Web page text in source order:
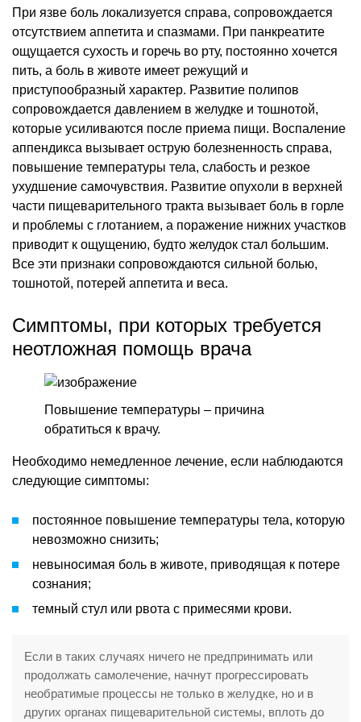
При язве боль локализуется справа, сопровождается
отсутствием аппетита и спазмами. При панкреатите
ощущается сухость и горечь во рту, постоянно хочется
пить, а боль в животе имеет режущий и
приступообразный характер. Развитие полипов
сопровождается давлением в желудке и тошнотой,
которые усиливаются после приема пищи. Воспаление
аппендикса вызывает острую болезненность справа,
повышение температуры тела, слабость и резкое
ухудшение самочувствия. Развитие опухоли в верхней
части пищеварительного тракта вызывает боль в горле
и проблемы с глотанием, а поражение нижних участков
приводит к ощущению, будто желудок стал большим.
Все эти признаки сопровождаются сильной болью,
тошнотой, потерей аппетита и веса.
Симптомы, при которых требуется
неотложная помощь врача
Повышение температуры – причина
обратиться к врачу.
Необходимо немедленное лечение, если наблюдаются
следующие симптомы:
постоянное повышение температуры тела, которую
невозможно снизить;
невыносимая боль в животе, приводящая к потере
сознания;
темный стул или рвота с примесями крови.
Если в таких случаях ничего не предпринимать или
продолжать самолечение, начнут прогрессировать
необратимые процессы не только в желудке, но и в
других органах пищеварительной системы, вплоть до